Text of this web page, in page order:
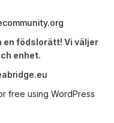
en födslorätt! Vi väljer
enhet.
free using WordPress